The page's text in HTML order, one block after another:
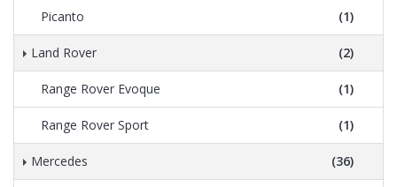
Picanto (1)
Land Rover (2)
Range Rover Evoque (1)
Range Rover Sport (1)
Mercedes (36)